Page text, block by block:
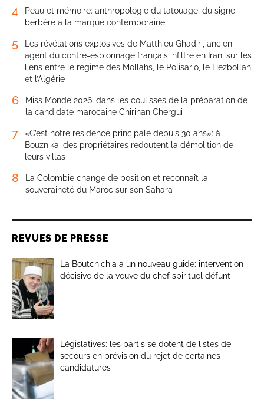
4
Peau et mémoire: anthropologie du tatouage, du signe
berbère à la marque contemporaine
5
Les révélations explosives de Matthieu Ghadiri, ancien
agent du contre-espionnage français infiltré en Iran, sur les
liens entre le régime des Mollahs, le Polisario, le Hezbollah
et l’Algérie
6
Miss Monde 2026: dans les coulisses de la préparation de
la candidate marocaine Chirihan Chergui
7
«C’est notre résidence principale depuis 30 ans»: à
Bouznika, des propriétaires redoutent la démolition de
leurs villas
8
La Colombie change de position et reconnaît la
souveraineté du Maroc sur son Sahara
REVUES DE PRESSE
La Boutchichia a un nouveau guide: intervention
décisive de la veuve du chef spirituel défunt
Législatives: les partis se dotent de listes de
secours en prévision du rejet de certaines
candidatures